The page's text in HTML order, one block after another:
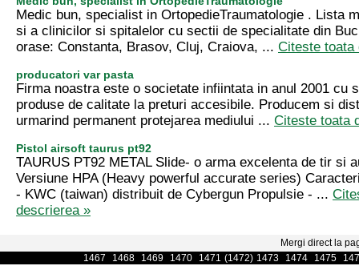
Medic bun, specialist in OrtopedieTraumatologie . Lista
si a clinicilor si spitalelor cu sectii de specialitate din
orase: Constanta, Brasov, Cluj, Craiova, ... Citeste toata
producatori var pasta
Firma noastra este o societate infiintata in anul 2001 cu
produse de calitate la preturi accesibile. Producem si
urmarind permanent protejarea mediului ... Citeste toata
Pistol airsoft taurus pt92
TAURUS PT92 METAL Slide- o arma excelenta de tir si
Versiune HPA (Heavy powerful accurate series)
- KWC (taiwan) distribuit de Cybergun Propulsie - ...
descrierea »
Mergi direct la
1467
1468 1469 1470 1471 (1472) 1473 1474 1475